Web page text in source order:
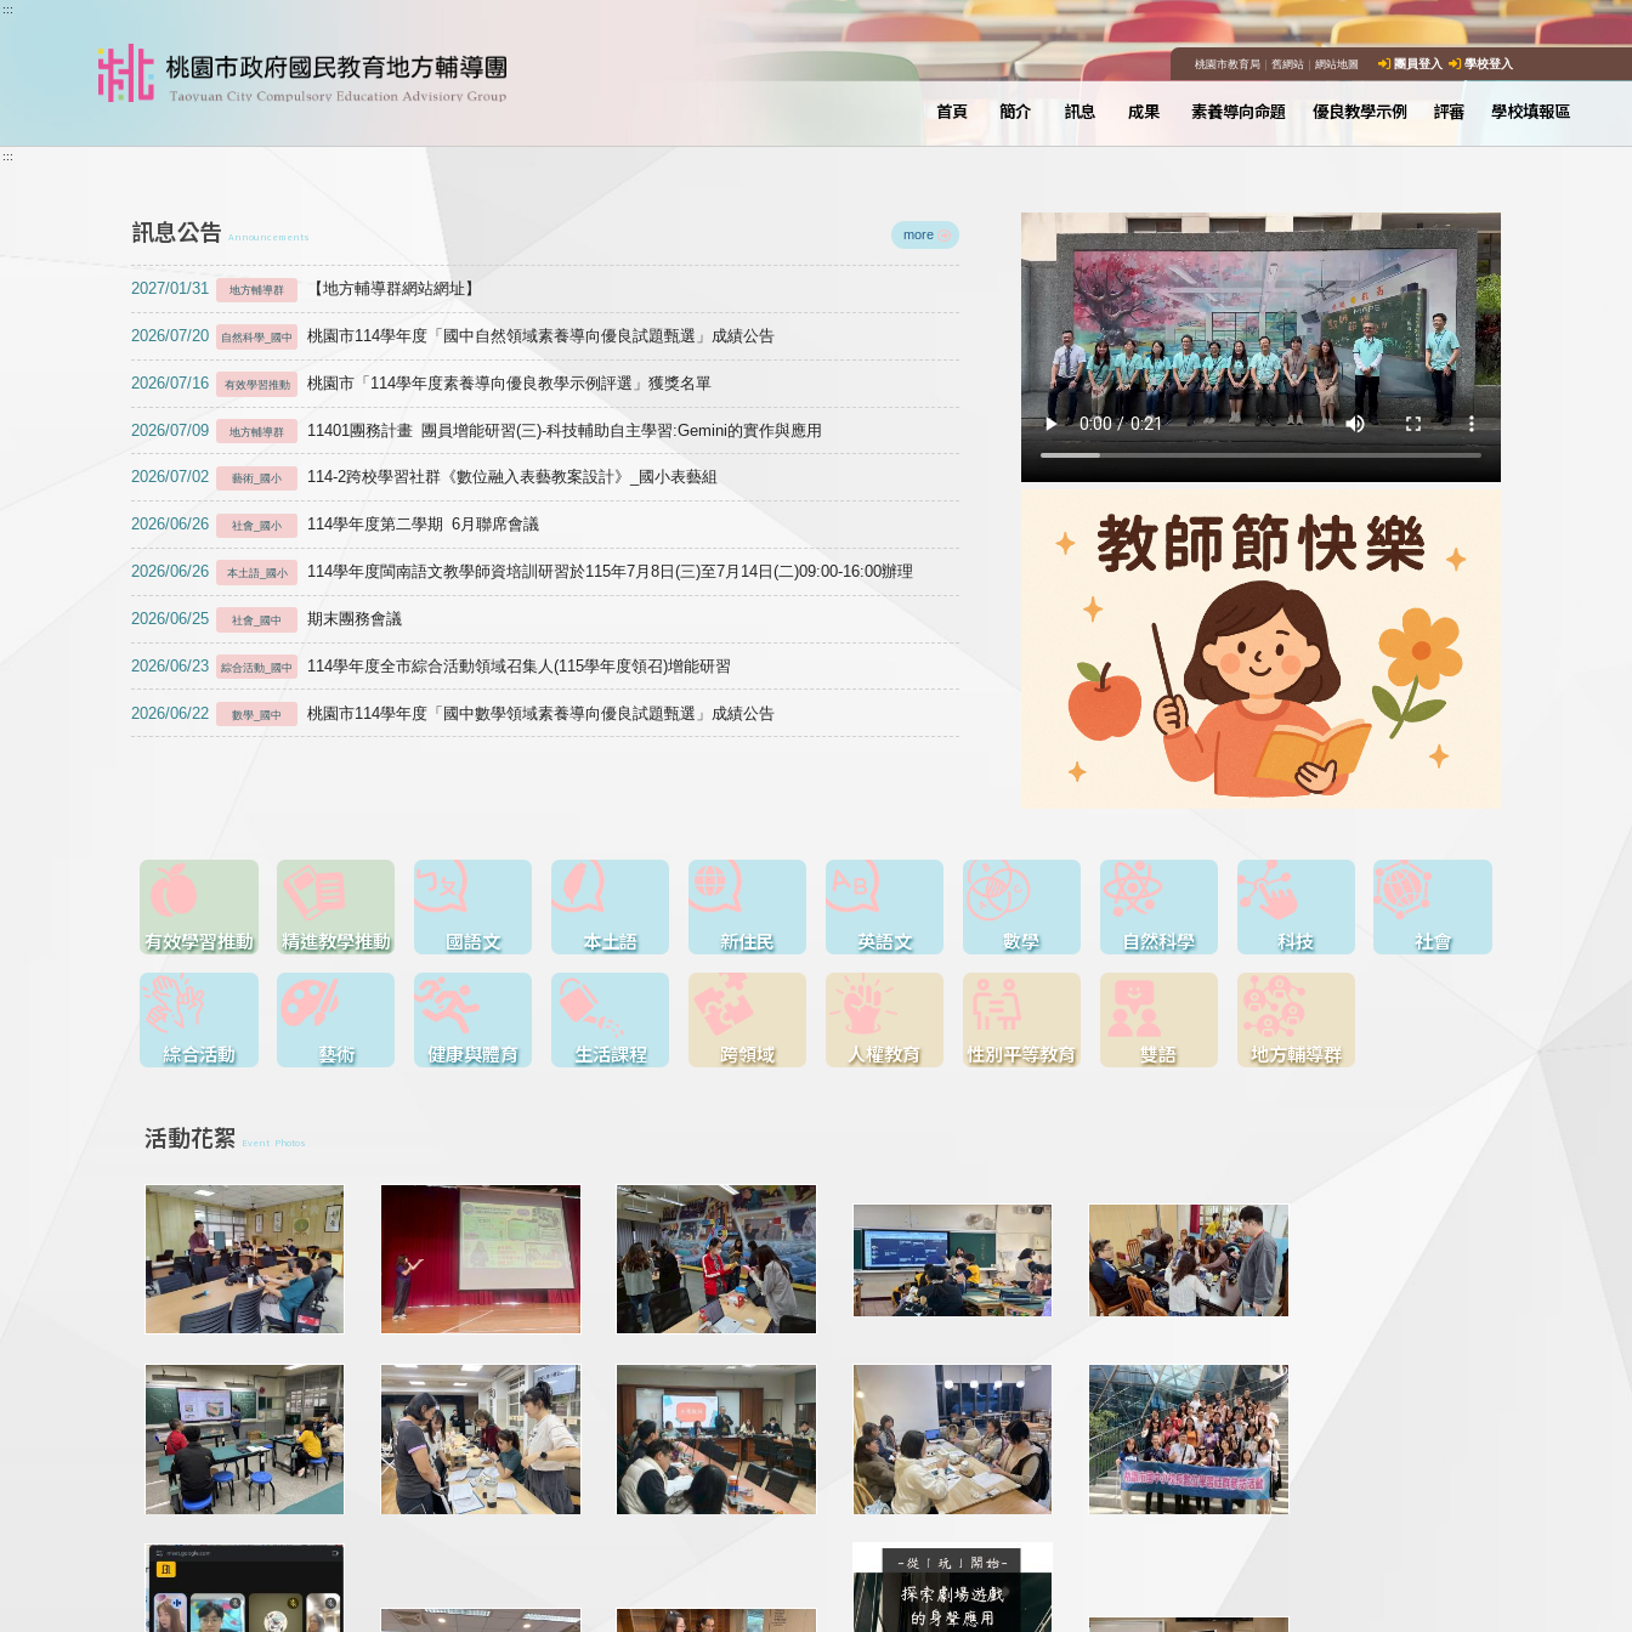
跳到主要內容
:::
桃園市教育局｜ 舊網站｜ 網站地圖 團員登入 學校登入
首頁 簡介 訊息 成果 素養導向命題 優良教學示例 評審 學校填報區
:::
訊息公告 Announcements more
2027/01/31 地方輔導群 【地方輔導群網站網址】
2026/07/20 自然科學_國中 桃園市114學年度「國中自然領域素養導向優良試題甄選」成績公告
2026/07/16 有效學習推動 桃園市「114學年度素養導向優良教學示例評選」獲獎名單
2026/07/09 地方輔導群 11401團務計畫 團員增能研習(三)-科技輔助自主學習:Gemini的實作與應用
2026/07/02 藝術_國小 114-2跨校學習社群《數位融入表藝教案設計》_國小表藝組
2026/06/26 社會_國小 114學年度第二學期 6月聯席會議
2026/06/26 本土語_國小 114學年度閩南語文教學師資培訓研習於115年7月8日(三)至7月14日(二)09:00-16:00辦理
2026/06/25 社會_國中 期末團務會議
2026/06/23 綜合活動_國中 114學年度全市綜合活動領域召集人(115學年度領召)增能研習
2026/06/22 數學_國中 桃園市114學年度「國中數學領域素養導向優良試題甄選」成績公告
有效學習推動 精進教學推動 國語文 本土語 新住民 英語文 數學 自然科學 科技 社會
綜合活動 藝術 健康與體育 生活課程 跨領域 人權教育 性別平等教育 雙語 地方輔導群
活動花絮 Event Photos